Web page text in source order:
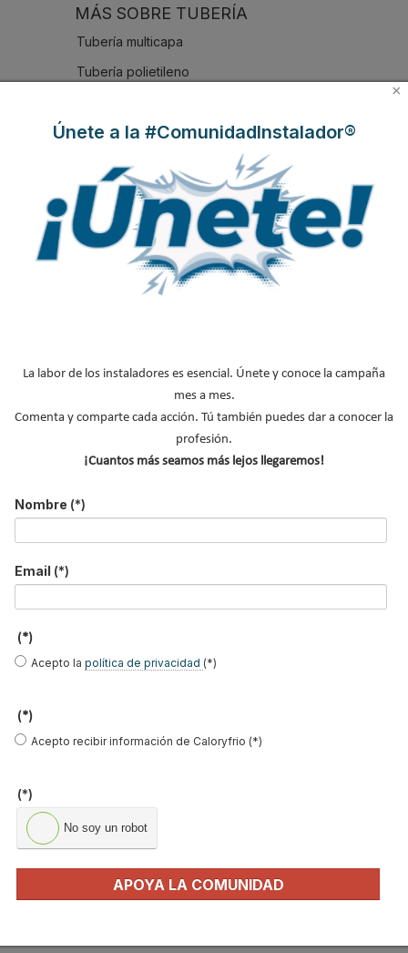
MÁS SOBRE TUBERÍA
Tubería multicapa
Tubería polietileno
Instaladores fontaneros
NOTICIAS DESTACADAS
Suscríbete a
nuestros boletines
Y RECIBE EN TU EMAIL TODA LA
Email *
Ocupación *
Acepto lapolítica de privacidad.
El precio del pellet vuelve a subir…
×
Únete a la #ComunidadInstalador®
La labor de los instaladores es esencial. Únete y conoce la campaña
mes a mes.
Comenta y comparte cada acción. Tú también puedes dar a conocer la
profesión.
¡Cuantos más seamos más lejos llegaremos!
Nombre (*)
Email (*)
(*)
Acepto la política de privacidad (*)
(*)
Acepto recibir información de Caloryfrio (*)
(*)
No soy un robot
APOYA LA COMUNIDAD